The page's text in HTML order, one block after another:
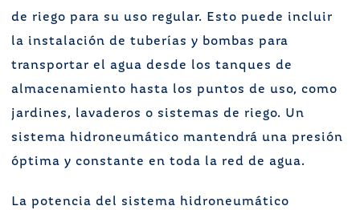
de riego para su uso regular. Esto puede incluir
la instalación de tuberías y bombas para
transportar el agua desde los tanques de
almacenamiento hasta los puntos de uso, como
jardines, lavaderos o sistemas de riego. Un
sistema hidroneumático mantendrá una presión
óptima y constante en toda la red de agua.
La potencia del sistema hidroneumático